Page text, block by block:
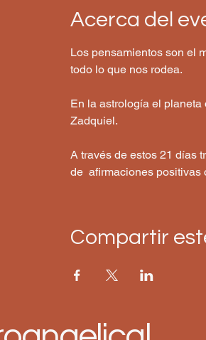
Acerca del
Los pensamientos son el
todo lo que nos rodea.
En la astrología el
Zadquiel.
A través de estos 21 días
de  afirmaciones
Compartir